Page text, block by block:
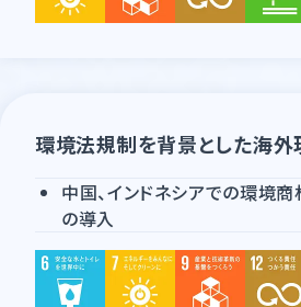
環境法規制を背景とした海
中国、インドネシアでの環境
の導入